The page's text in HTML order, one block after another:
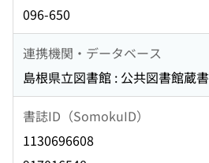
096-650
連携機関・データベース
島根県立図書館 : 公共図書館蔵書
書誌ID（SomokuID）
1130696608